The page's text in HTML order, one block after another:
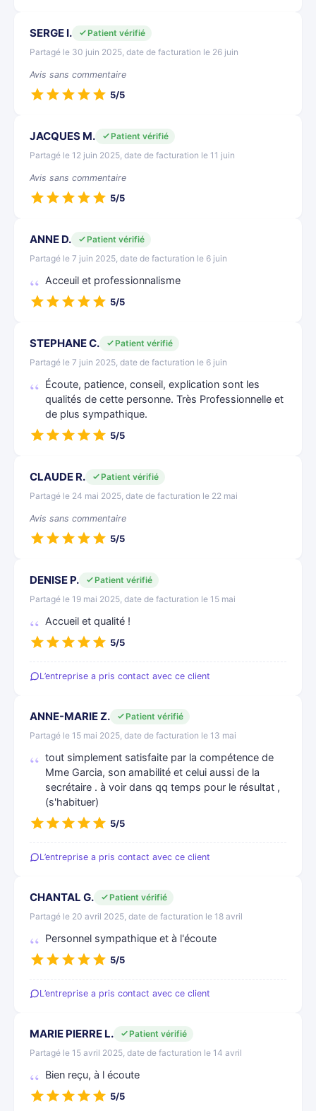
SERGE I.
Patient vérifié
Partagé le 30 juin 2025, date de facturation le 26 juin
Avis sans commentaire
5/5
JACQUES M.
Patient vérifié
Partagé le 12 juin 2025, date de facturation le 11 juin
Avis sans commentaire
5/5
ANNE D.
Patient vérifié
Partagé le 7 juin 2025, date de facturation le 6 juin
Acceuil et professionnalisme
5/5
STEPHANE C.
Patient vérifié
Partagé le 7 juin 2025, date de facturation le 6 juin
Écoute, patience, conseil, explication sont les
qualités de cette personne. Très Professionnelle et
de plus sympathique.
5/5
CLAUDE R.
Patient vérifié
Partagé le 24 mai 2025, date de facturation le 22 mai
Avis sans commentaire
5/5
DENISE P.
Patient vérifié
Partagé le 19 mai 2025, date de facturation le 15 mai
Accueil et qualité !
5/5
L’entreprise a pris contact avec ce client
ANNE-MARIE Z.
Patient vérifié
Partagé le 15 mai 2025, date de facturation le 13 mai
tout simplement satisfaite par la compétence de
Mme Garcia, son amabilité et celui aussi de la
secrétaire . à voir dans qq temps pour le résultat ,
(s'habituer)
5/5
L’entreprise a pris contact avec ce client
CHANTAL G.
Patient vérifié
Partagé le 20 avril 2025, date de facturation le 18 avril
Personnel sympathique et à l'écoute
5/5
L’entreprise a pris contact avec ce client
MARIE PIERRE L.
Patient vérifié
Partagé le 15 avril 2025, date de facturation le 14 avril
Bien reçu, à l écoute
5/5